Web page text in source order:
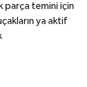
parça temini için
ya aktif